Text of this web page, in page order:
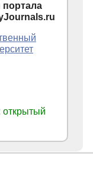
портала
открытый